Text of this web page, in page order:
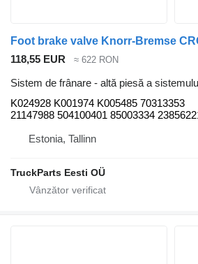
118,55 EUR ≈ 622 RON
Sistem de frânare - altă piesă a
K024928 K001974 K005485 70313353
21147988 504100401 85003334
Estonia, Tallinn
TruckParts Eesti OÜ